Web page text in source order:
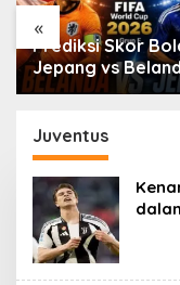
«
Prediksi Skor
Jepang vs
Piala Dunia 2026
Juventus